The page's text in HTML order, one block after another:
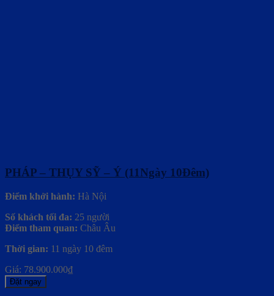
PHÁP – THỤY SỸ – Ý (11Ngày 10Đêm)
Điểm khởi hành: Hà Nội
Số khách tối đa: 25 người
Điểm tham quan: Châu Âu
Thời gian: 11 ngày 10 đêm
Giá: 78.900.000₫
Đặt ngay